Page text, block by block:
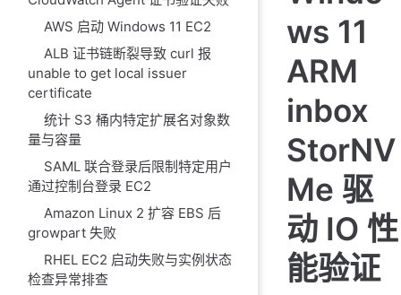
AWS 启动 Windows 11 EC2
ALB 证书链断裂导致 curl 报
unable to get local issuer
certificate
统计 S3 桶内特定扩展名对象数
量与容量
SAML 联合登录后限制特定用户
通过控制台登录 EC2
Amazon Linux 2 扩容 EBS 后
growpart 失败
RHEL EC2 启动失败与实例状态
检查异常排查
ws 11
ARM
inbox
StorNV
Me 驱
动 IO 性
能验证